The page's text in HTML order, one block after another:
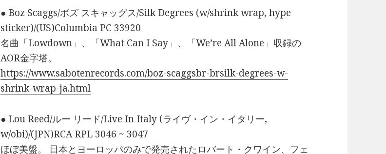
● Boz Scaggs/ボズ スキャッグス/Silk Degrees (w/shrink wrap, hype
sticker)/(US)Columbia PC 33920
名曲「Lowdown」、「What Can I Say」、「We’re All Alone」収録の
AOR金字塔。
https://www.sabotenrecords.com/boz-scaggsbr-brsilk-degrees-w-
shrink-wrap-ja.html
● Lou Reed/ルー リード/Live In Italy (ライヴ・イン・イタリー,
w/obi)/(JPN)RCA RPL 3046 ~ 3047
ほぼ美盤。 日本とヨーロッパのみで発売されたロバート・クワイン、フェ